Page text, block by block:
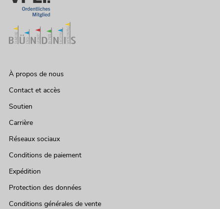
À propos de nous
Contact et accès
Soutien
Carrière
Réseaux sociaux
Conditions de paiement
Expédition
Protection des données
Conditions générales de vente